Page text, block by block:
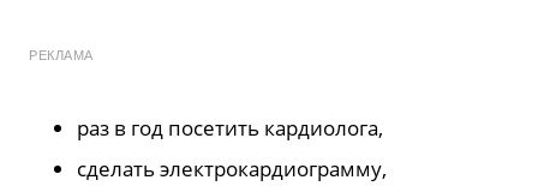
РЕКЛАМА
раз в год посетить кардиолога,
сделать электрокардиограмму,